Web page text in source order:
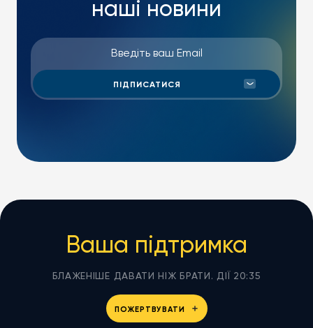
наші новини
Ваша підтримка
БЛАЖЕНІШЕ ДАВАТИ НІЖ БРАТИ. ДІЇ 20:35
ПОЖЕРТВУВАТИ